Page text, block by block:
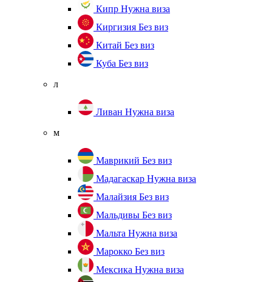
Кипр Нужна виза
Киргизия Без виз
Китай Без виз
Куба Без виз
л
Ливан Нужна виза
м
Маврикий Без виз
Мадагаскар Нужна виза
Малайзия Без виз
Мальдивы Без виз
Мальта Нужна виза
Марокко Без виз
Мексика Нужна виза